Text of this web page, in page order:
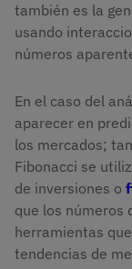
también es la
usando
números
En el caso del
aparecer en
los mercados;
Fibonacci se
de inversiones o
que los números
herramientas
tendencias de